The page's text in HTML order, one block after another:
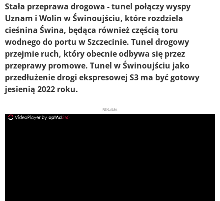
Stała przeprawa drogowa - tunel połączy wyspy
Uznam i Wolin w Świnoujściu, które rozdziela
cieśnina Świna, będąca również częścią toru
wodnego do portu w Szczecinie. Tunel drogowy
przejmie ruch, który obecnie odbywa się przez
przeprawy promowe. Tunel w Świnoujściu jako
przedłużenie drogi ekspresowej S3 ma być gotowy
jesienią 2022 roku.
REKLAMA